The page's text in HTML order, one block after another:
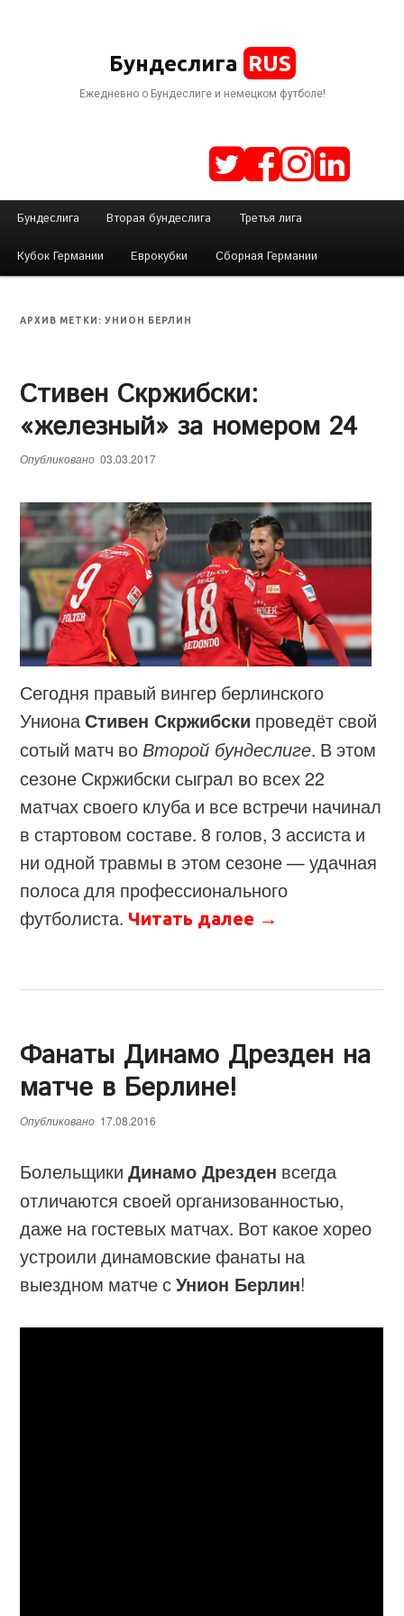
Бундеслига RUS
Ежедневно о Бундеслиге и немецком футболе!
Перейти
к
содержимому
Перейти
к
содержимому
Бундеслига Вторая бундеслига Третья лига
Кубок Германии Еврокубки Сборная Германии
АРХИВ МЕТКИ:УНИОН БЕРЛИН
Стивен Скржибски:
«железный» за номером 24
Опубликовано 03.03.2017
Сегодня правый вингер берлинского
УнионаСтивен Скржибски проведёт свой
сотый матч воВторой бундеслиге. В этом
сезоне Скржибски сыграл во всех 22
матчах своего клуба и все встречи начинал
в стартовом составе. 8 голов, 3 ассиста и
ни одной травмы в этом сезоне — удачная
полоса для профессионального
футболиста. Читать далее →
Фанаты Динамо Дрезден на
матче в Берлине!
Опубликовано 17.08.2016
БолельщикиДинамо Дрезден всегда
отличаются своей организованностью,
даже на гостевых матчах. Вот какое хорео
устроили динамовские фанаты на
выездном матче сУнион Берлин!